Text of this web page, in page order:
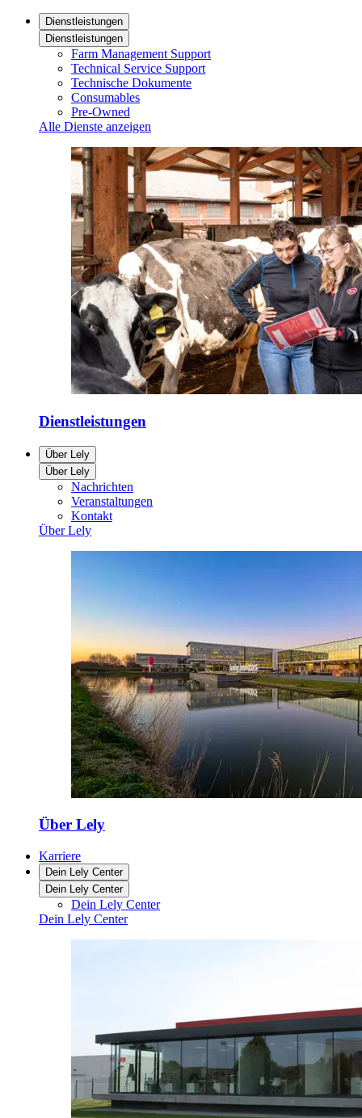
Dienstleistungen
Dienstleistungen
Farm Management Support
Technical Service Support
Technische Dokumente
Consumables
Pre-Owned
Alle Dienste anzeigen
Dienstleistungen
Über Lely
Über Lely
Nachrichten
Veranstaltungen
Kontakt
Über Lely
Über Lely
Karriere
Dein Lely Center
Dein Lely Center
Dein Lely Center
Dein Lely Center